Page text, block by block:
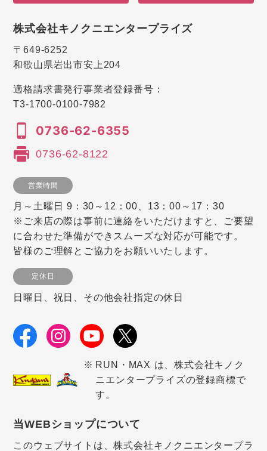
株式会社キノクニエンタープライズ
〒649-6252
和歌山県岩出市安上204
適格請求書発行事業者登録番号：
T3-1700-0100-7982
0736-62-6355
0736-62-8122
営業時間
月～土曜日 9：30～12：00、13：00～17：30
※ご来店の際は事前に連絡をいただけますと、ご要望
に合わせた準備ができスムーズな対応が可能です。
皆様のご理解とご協力をお願いいたします。
定休日
日曜日、祝日、その他会社指定の休日
RUN・MAX は、株式会社キノク
ニエンタープライズの登録商標で
す。
当WEBショップについて
このウェブサイトは、株式会社キノクニエンタープラ